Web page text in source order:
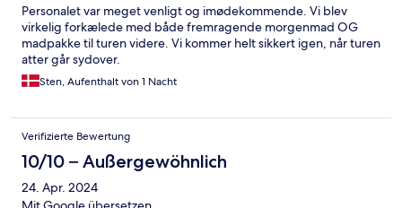
Personalet var meget venligt og imødekommende. Vi blev
virkelig forkælede med både fremragende morgenmad OG
madpakke til turen videre. Vi kommer helt sikkert igen, når turen
atter går sydover.
Sten, Aufenthalt von 1 Nacht
Verifizierte Bewertung
10/10 – Außergewöhnlich
24. Apr. 2024